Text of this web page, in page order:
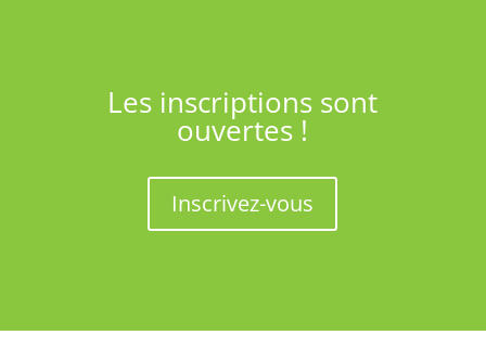
Les inscriptions sont
ouvertes !
Inscrivez-vous